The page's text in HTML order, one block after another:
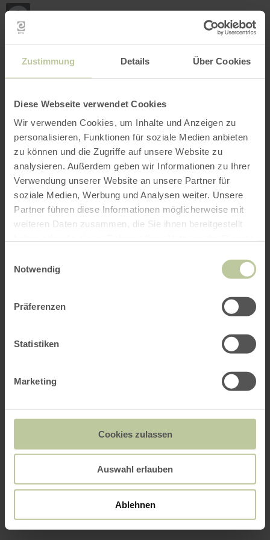
Zustimmung Details Über Cookies
Diese Webseite verwendet Cookies
Wir verwenden Cookies, um Inhalte und Anzeigen zu
personalisieren, Funktionen für soziale Medien anbieten
zu können und die Zugriffe auf unsere Website zu
analysieren. Außerdem geben wir Informationen zu Ihrer
Verwendung unserer Website an unsere Partner für
soziale Medien, Werbung und Analysen weiter. Unsere
Partner führen diese Informationen möglicherweise mit
weiteren Daten zusammen, die Sie ihnen bereitgestellt
Notwendig
Präferenzen
Statistiken
Marketing
Cookies zulassen
Auswahl erlauben
Ablehnen
INTERACTIVE MAP
my
Open filter